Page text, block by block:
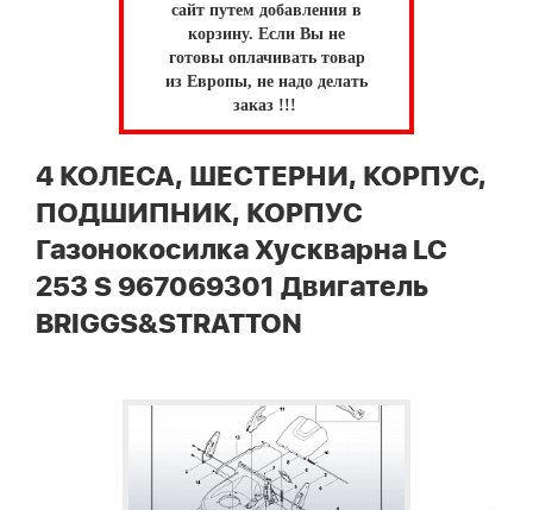
сайт путем добавления в
корзину. Если Вы не
готовы оплачивать товар
из Европы, не надо делать
заказ !!!
4 КОЛЕСА, ШЕСТЕРНИ, КОРПУС,
ПОДШИПНИК, КОРПУС
Газонокосилка Хускварна LC
253 S 967069301 Двигатель
BRIGGS&STRATTON